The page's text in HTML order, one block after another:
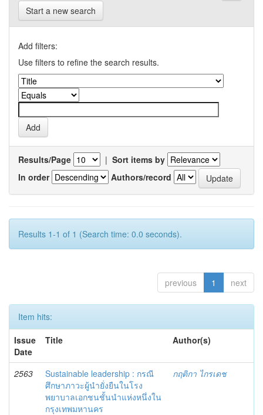
Start a new search
Add filters:
Use filters to refine the search results.
Results/Page | Sort items by
In order
Authors/record
Results 1-1 of 1 (Search time: 0.0 seconds).
previous 1 next
Item hits:
Issue
Date
Title Author(s)
2563
Sustainable leadership : กรณี
ศึกษาภาวะผู้นำยั่งยืนในโรง
พยาบาลเอกชนชั้นนำแห่งหนึ่งใน
กรุงเทพมหานคร
กฤติกา ไกรเดช